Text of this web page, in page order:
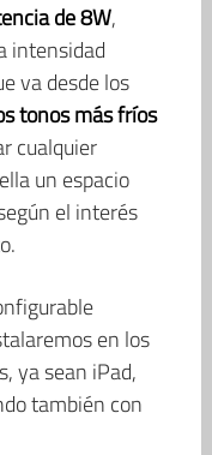
de 8W,
intensidad
va desde los
tonos más fríos
cualquier
un espacio
el interés
en los
ya sean iPad,
también con